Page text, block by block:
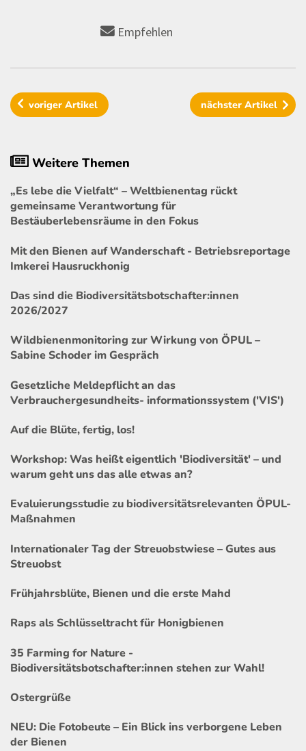
Empfehlen
vorigerArtikel nächster Artikel
Weitere Themen
„Es lebe die Vielfalt“ – Weltbienentag rückt
gemeinsame Verantwortung für
Bestäuberlebensräume in den Fokus
Mit den Bienen auf Wanderschaft - Betriebsreportage
Imkerei Hausruckhonig
Das sind die Biodiversitätsbotschafter:innen
2026/2027
Wildbienenmonitoring zur Wirkung von ÖPUL –
Sabine Schoder im Gespräch
Gesetzliche Meldepflicht an das
Verbrauchergesundheits- informationssystem ('VIS')
Auf die Blüte, fertig, los!
Workshop: Was heißt eigentlich 'Biodiversität' – und
warum geht uns das alle etwas an?
Evaluierungsstudie zu biodiversitätsrelevanten ÖPUL-
Maßnahmen
Internationaler Tag der Streuobstwiese – Gutes aus
Streuobst
Frühjahrsblüte, Bienen und die erste Mahd
Raps als Schlüsseltracht für Honigbienen
35 Farming for Nature -
Biodiversitätsbotschafter:innen stehen zur Wahl!
Ostergrüße
NEU: Die Fotobeute – Ein Blick ins verborgene Leben
der Bienen